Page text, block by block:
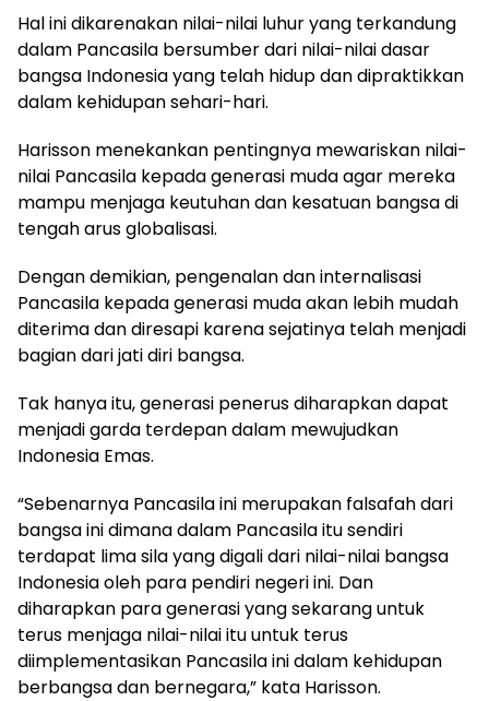
Hal ini dikarenakan nilai-nilai luhur yang terkandung
dalam Pancasila bersumber dari nilai-nilai dasar
bangsa Indonesia yang telah hidup dan dipraktikkan
dalam kehidupan sehari-hari.
Harisson menekankan pentingnya mewariskan nilai-
nilai Pancasila kepada generasi muda agar mereka
mampu menjaga keutuhan dan kesatuan bangsa di
tengah arus globalisasi.
Dengan demikian, pengenalan dan internalisasi
Pancasila kepada generasi muda akan lebih mudah
diterima dan diresapi karena sejatinya telah menjadi
bagian dari jati diri bangsa.
Tak hanya itu, generasi penerus diharapkan dapat
menjadi garda terdepan dalam mewujudkan
Indonesia Emas.
“Sebenarnya Pancasila ini merupakan falsafah dari
bangsa ini dimana dalam Pancasila itu sendiri
terdapat lima sila yang digali dari nilai-nilai bangsa
Indonesia oleh para pendiri negeri ini. Dan
diharapkan para generasi yang sekarang untuk
terus menjaga nilai-nilai itu untuk terus
diimplementasikan Pancasila ini dalam kehidupan
berbangsa dan bernegara,” kata Harisson.